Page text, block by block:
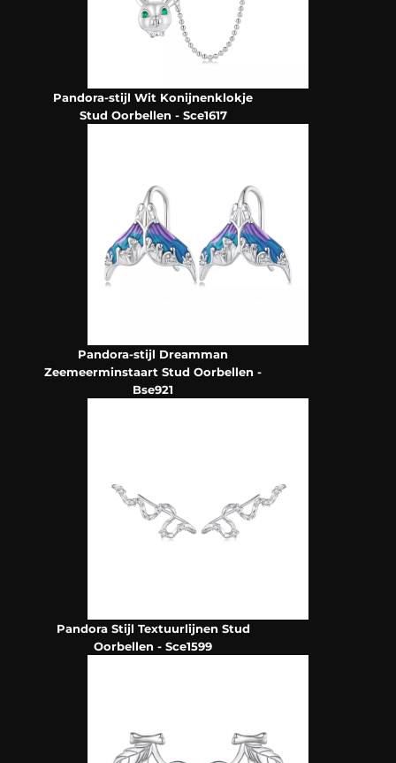
Pandora-stijl Wit Konijnenklokje
Stud Oorbellen - Sce1617
Pandora-stijl Dreamman
Zeemeerminstaart Stud Oorbellen -
Bse921
Pandora Stijl Textuurlijnen Stud
Oorbellen - Sce1599